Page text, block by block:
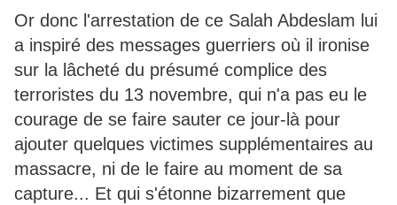
Or donc l'arrestation de ce Salah Abdeslam lui
a inspiré des messages guerriers où il ironise
sur la lâcheté du présumé complice des
terroristes du 13 novembre, qui n'a pas eu le
courage de se faire sauter ce jour-là pour
ajouter quelques victimes supplémentaires au
massacre, ni de le faire au moment de sa
capture... Et qui s'étonne bizarrement que